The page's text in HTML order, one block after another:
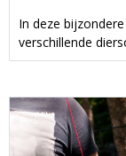
In deze
verschillende